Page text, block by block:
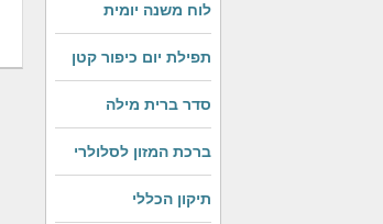
לוח משנה יומית
תפילת יום כיפור קטן
סדר ברית מילה
ברכת המזון לסלולרי
תיקון הכללי